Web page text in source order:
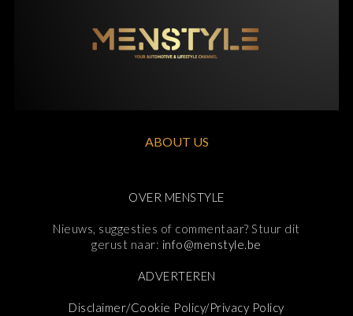
ABOUT US
OVER MENSTYLE
Nieuws, suggesties of commentaar? Stuur dit
gerust naar: info@menstyle.be
ADVERTEREN
Disclaimer/Cookie Policy/Privacy Policy